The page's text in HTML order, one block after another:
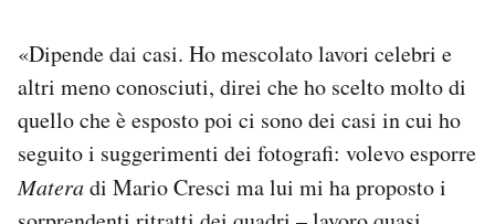
«Dipende dai casi. Ho mescolato lavori celebri e
altri meno conosciuti, direi che ho scelto molto di
quello che è esposto poi ci sono dei casi in cui ho
seguito i suggerimenti dei fotografi: volevo esporre
Materadi Mario Cresci ma lui mi ha proposto i